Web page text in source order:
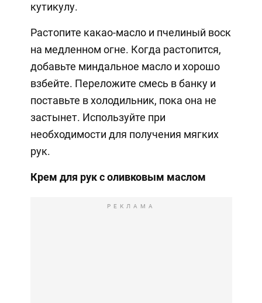
кутикулу.
Растопите какао-масло и пчелиный воск
на медленном огне. Когда растопится,
добавьте миндальное масло и хорошо
взбейте. Переложите смесь в банку и
поставьте в холодильник, пока она не
застынет. Используйте при
необходимости для получения мягких
рук.
Крем для рук с оливковым маслом
РЕКЛАМА